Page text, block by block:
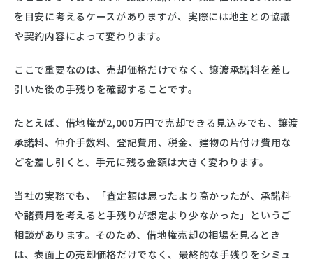
を目安に考えるケースがありますが、実際には地主との協議
や契約内容によって変わります。
ここで重要なのは、売却価格だけでなく、譲渡承諾料を差し
引いた後の手残りを確認することです。
たとえば、借地権が2,000万円で売却できる見込みでも、譲渡
承諾料、仲介手数料、登記費用、税金、建物の片付け費用な
どを差し引くと、手元に残る金額は大きく変わります。
当社の実務でも、「査定額は思ったより高かったが、承諾料
や諸費用を考えると手残りが想定より少なかった」というご
相談があります。そのため、借地権売却の相場を見るとき
は、表面上の売却価格だけでなく、最終的な手残りをシミュ